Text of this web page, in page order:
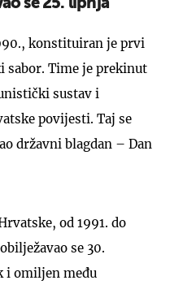
se 25. lipnja
konstituiran je prvi
sabor. Time je prekinut
sustav i
povijesti. Taj se
državni blagdan – Dan
od 1991. do
se 30.
i omiljen među